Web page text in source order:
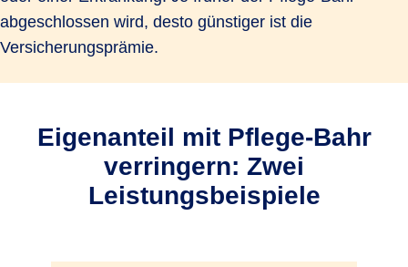
abgeschlossen wird, desto günstiger ist die
Versicherungsprämie.
Eigenanteil mit Pflege-Bahr
verringern: Zwei
Leistungsbeispiele